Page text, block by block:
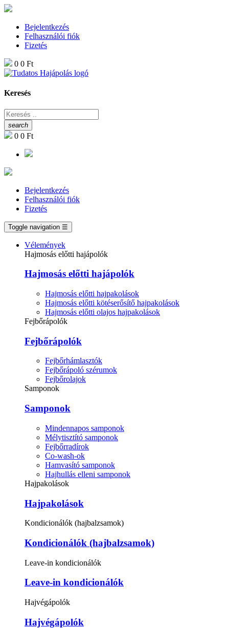
Bejelentkezés
Felhasználói fiók
Fizetés
0 0 Ft
Keresés
search
0 0 Ft
Bejelentkezés
Felhasználói fiók
Fizetés
Toggle navigation ☰
Vélemények
Hajmosás előtti hajápolók
Hajmosás előtti hajápolók
Hajmosás előtti hajpakolások
Hajmosás előtti kötéserősítő hajpakolások
Hajmosás előtti olajos hajpakolások
Fejbőrápolók
Fejbőrápolók
Fejbőrhámlasztók
Fejbőrápoló szérumok
Fejbőrolajok
Samponok
Samponok
Mindennapos samponok
Mélytisztító samponok
Fejbőrradírok
Co-wash-ok
Hamvasító samponok
Hajhullás elleni samponok
Hajpakolások
Hajpakolások
Kondicionálók (hajbalzsamok)
Kondicionálók (hajbalzsamok)
Leave-in kondicionálók
Leave-in kondicionálók
Hajvégápolók
Hajvégápolók